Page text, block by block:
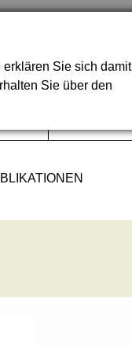
Sie sich damit
Sie über den